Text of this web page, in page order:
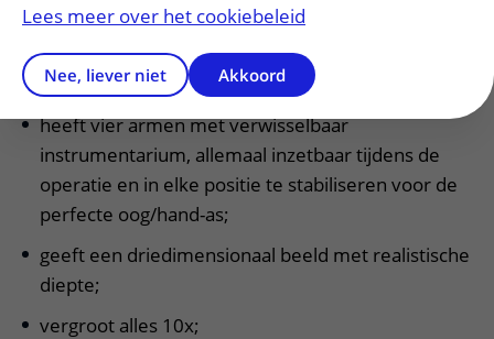
littekenvorming
Da Vinci Xi operatierobot
heeft vier armen met verwisselbaar
instrumentarium, allemaal inzetbaar tijdens de
operatie en in elke positie te stabiliseren voor de
perfecte oog/hand-as;
geeft een driedimensionaal beeld met realistische
diepte;
vergroot alles 10x;
Lees meer over het cookiebeleid
Nee, liever niet Akkoord